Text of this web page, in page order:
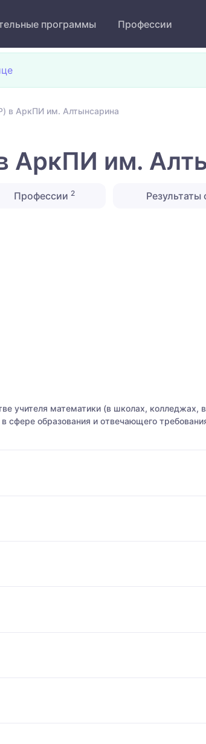
программы Профессии
в АркПИ им. Алтынсарина
АркПИ им.
Профессии2 Результаты
учителя математики (в школах, колледжах,
образования и отвечающего